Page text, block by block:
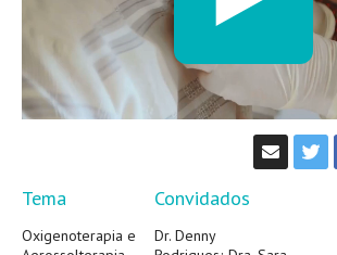
Tema
Oxigenoterapia e
Convidados
Dr. Denny